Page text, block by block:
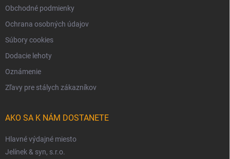
Obchodné podmienky
Ochrana osobných údajov
Súbory cookies
Dodacie lehoty
Oznámenie
Zľavy pre stálych zákazníkov
AKO SA K NÁM DOSTANETE
Hlavné výdajné miesto
Jelínek & syn, s.r.o.